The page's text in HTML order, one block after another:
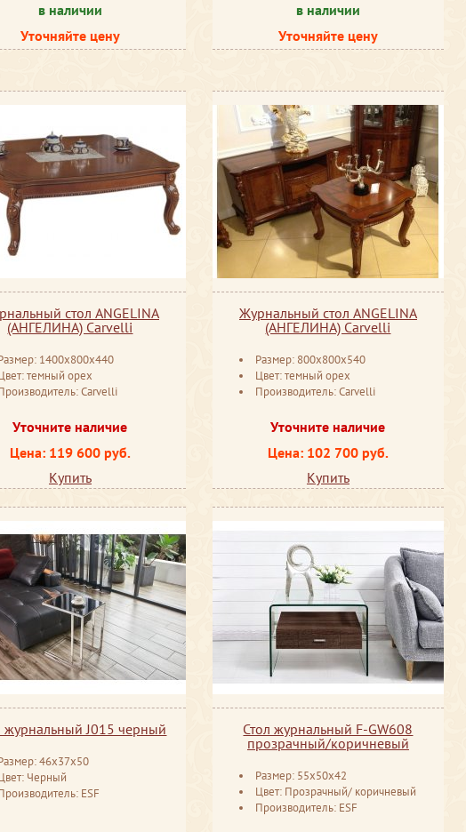
в наличии
Уточняйте цену
в наличии
Уточняйте цену
стол ANGELINA
(АНГЕЛИНА) Carvelli
1400x800x440
темный орех
Carvelli
Уточните наличие
Цена: 119 600 руб.
Купить
Журнальный стол ANGELINA
(АНГЕЛИНА) Carvelli
Размер: 800x800x540
Цвет: темный орех
Производитель: Carvelli
Уточните наличие
Цена: 102 700 руб.
Купить
журнальный J015 черный
46x37x50
Черный
ESF
Стол журнальный F-GW608
прозрачный/коричневый
Размер: 55x50x42
Цвет: Прозрачный/ коричневый
Производитель: ESF